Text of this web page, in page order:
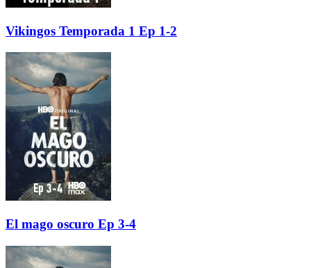
Vikingos Temporada 1 Ep 1-2
El mago oscuro Ep 3-4